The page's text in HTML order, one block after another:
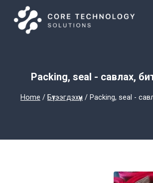
content
Packing, seal - савлах,
Home / Бүтээгдэхүүн / Packing, seal -